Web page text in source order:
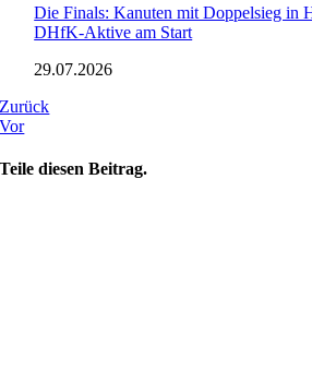
Die Finals: Kanuten mit Doppelsieg in
DHfK-Aktive am Start
29.07.2026
Zurück
Vor
Teile diesen Beitrag.